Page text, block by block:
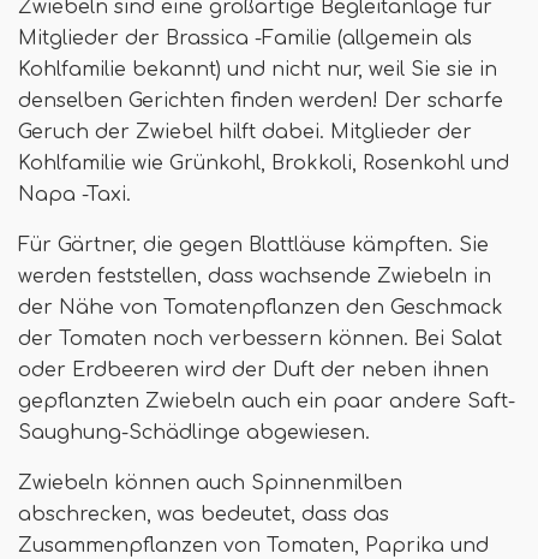
Zwiebeln sind eine großartige Begleitanlage für
Mitglieder der Brassica -Familie (allgemein als
Kohlfamilie bekannt) und nicht nur, weil Sie sie in
denselben Gerichten finden werden! Der scharfe
Geruch der Zwiebel hilft dabei. Mitglieder der
Kohlfamilie wie Grünkohl, Brokkoli, Rosenkohl und
Napa -Taxi.
Für Gärtner, die gegen Blattläuse kämpften. Sie
werden feststellen, dass wachsende Zwiebeln in
der Nähe von Tomatenpflanzen den Geschmack
der Tomaten noch verbessern können. Bei Salat
oder Erdbeeren wird der Duft der neben ihnen
gepflanzten Zwiebeln auch ein paar andere Saft-
Saughung-Schädlinge abgewiesen.
Zwiebeln können auch Spinnenmilben
abschrecken, was bedeutet, dass das
Zusammenpflanzen von Tomaten, Paprika und